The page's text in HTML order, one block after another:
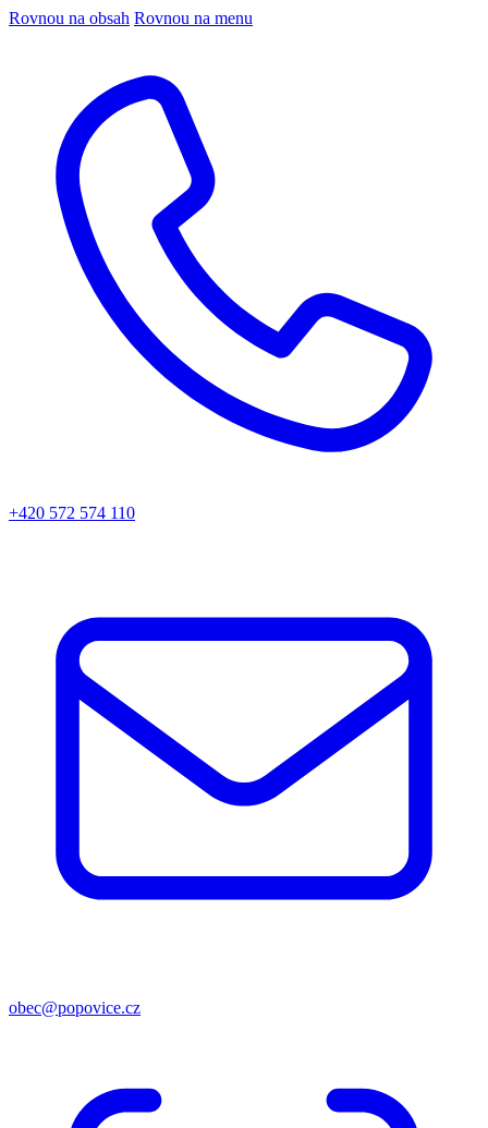
Rovnou na obsah Rovnou na menu
+420 572 574 110
obec@popovice.cz